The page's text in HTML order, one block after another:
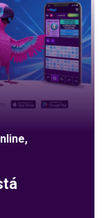
,